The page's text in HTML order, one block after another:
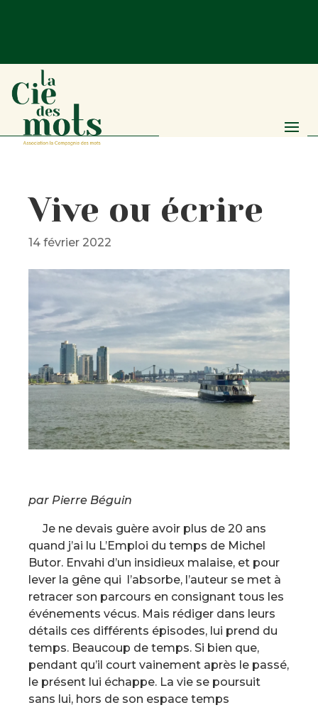
Vive ou écrire
14 février 2022
par Pierre Béguin
Je ne devais guère avoir plus de 20 ans
quand j’ai lu L’Emploi du temps de Michel
Butor. Envahi d’un insidieux malaise, et pour
lever la gêne qui l’absorbe, l’auteur se met à
retracer son parcours en consignant tous les
événements vécus. Mais rédiger dans leurs
détails ces différents épisodes, lui prend du
temps. Beaucoup de temps. Si bien que,
pendant qu’il court vainement après le passé,
le présent lui échappe. La vie se poursuit
sans lui, hors de son espace temps